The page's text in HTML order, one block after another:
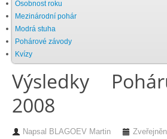
ČANY
Kdo jsme
Zveme vás mezi nás
Setkání ČANY
Osobnost roku
Mezinárodní pohár
Modrá stuha
Pohárové závody
Kvízy
Výsledky
2008
Napsal BLAGOEV Martin